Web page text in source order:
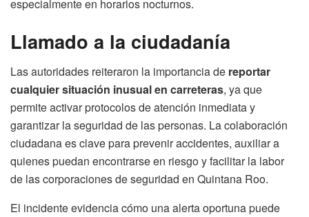
especialmente en horarios nocturnos.
Llamado a la ciudadanía
Las autoridades reiteraron la importancia de reportar
cualquier situación inusual en carreteras, ya que
permite activar protocolos de atención inmediata y
garantizar la seguridad de las personas. La colaboración
ciudadana es clave para prevenir accidentes, auxiliar a
quienes puedan encontrarse en riesgo y facilitar la labor
de las corporaciones de seguridad en Quintana Roo.
El incidente evidencia cómo una alerta oportuna puede